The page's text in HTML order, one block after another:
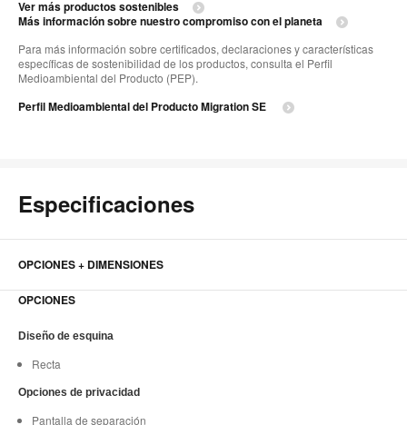
Ver más productos sostenibles
Más información sobre nuestro compromiso con el planeta
Para más información sobre certificados, declaraciones y características
específicas de sostenibilidad de los productos, consulta el Perfil
Medioambiental del Producto (PEP).
Perfil Medioambiental del Producto Migration SE
Especificaciones
OPCIONES + DIMENSIONES
OPCIONES
Diseño de esquina
Recta
Opciones de privacidad
Pantalla de separación